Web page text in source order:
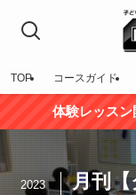
TOP コースガイド
体験レッスン
月刊
2023